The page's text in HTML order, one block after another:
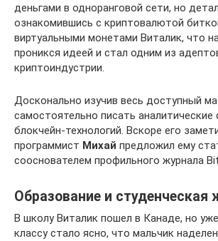
деньгами в одноранговой сети, но
ознакомившись с криптовалютой
виртуальными монетами Виталик, что
проникся идеей и стал одним из
криптоиндустрии.
Досконально изучив весь доступный
самостоятельно писать аналитические
блокчейн-технологий. Вскоре его
программист Михай предложил ему
сооснователем профильного журнала
Образование и студенческая
В школу Виталик пошел в Канаде, но
классу стало ясно, что мальчик